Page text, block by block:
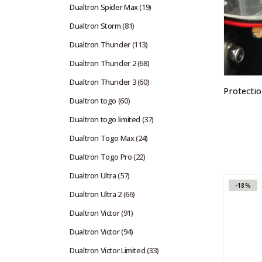
-18%
Dualtron Spider Max(19)
Dualtron Storm(81)
Dualtron Thunder(113)
Dualtron Thunder 2(68)
Dualtron Thunder 3(60)
Dualtron togo (60)
Dualtron togo limited (37)
Dualtron Togo Max(24)
Dualtron Togo Pro(22)
Dualtron Ultra(57)
Dualtron Ultra 2(66)
Dualtron Victor(91)
Dualtron Victor(94)
Dualtron Victor Limited(33)